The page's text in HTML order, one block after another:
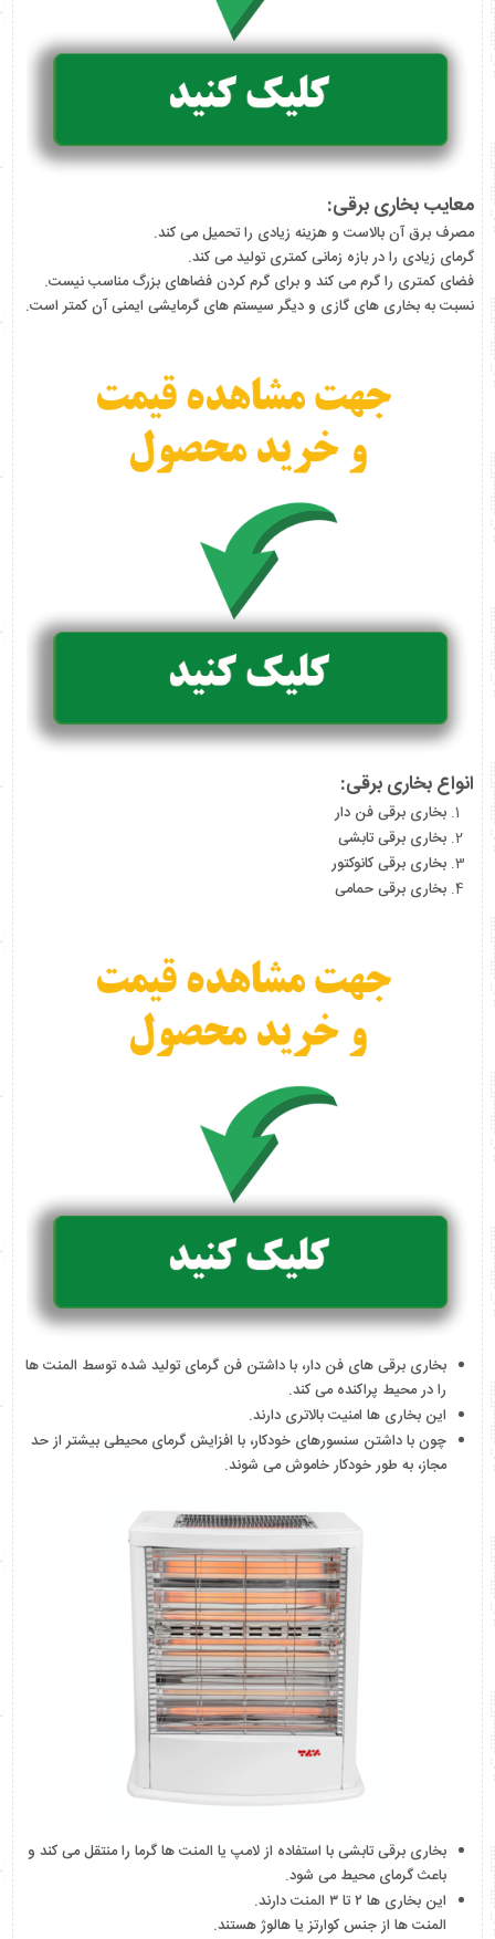
معایب بخاری برقی:
مصرف برق آن بالاست و هزینه زیادی را تحمیل می کند.
گرمای زیادی را در بازه زمانی کمتری تولید می کند.
فضای کمتری را گرم می کند و برای گرم کردن فضاهای بزرگ مناسب نیست.
نسبت به بخاری های گازی و دیگر سیستم های گرمایشی ایمنی آن کمتر است.
انواع بخاری برقی:
بخاری برقی فن دار
بخاری برقی تابشی
بخاری برقی کانوکتور
بخاری برقی حمامی
بخاری برقی های فن دار، با داشتن فن گرمای تولید شده توسط المنت ها
را در محیط پراکنده می کند.
این بخاری ها امنیت بالاتری دارند.
چون با داشتن سنسورهای خودکار، با افزایش گرمای محیطی بیشتر از حد
مجاز، به طور خودکار خاموش می شوند.
بخاری برقی تابشی با استفاده از لامپ یا المنت ها گرما را منتقل می کند و
باعث گرمای محیط می شود.
این بخاری ها ۲ تا ۳ المنت دارند.
المنت ها از جنس کوارتز یا هالوژ هستند.